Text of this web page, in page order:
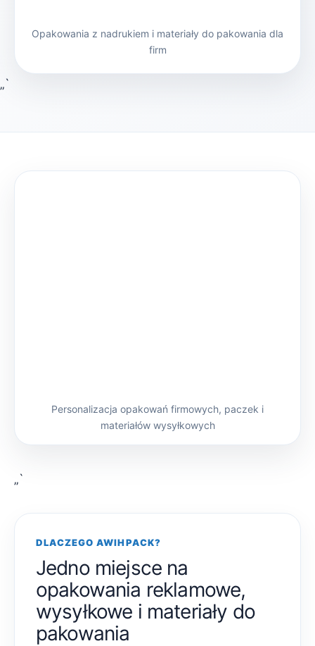
Opakowania z nadrukiem i materiały do pakowania dla
firm
„`
Personalizacja opakowań firmowych, paczek i
materiałów wysyłkowych
„`
DLACZEGO AWIHPACK?
Jedno miejsce na
opakowania reklamowe,
wysyłkowe i materiały do
pakowania